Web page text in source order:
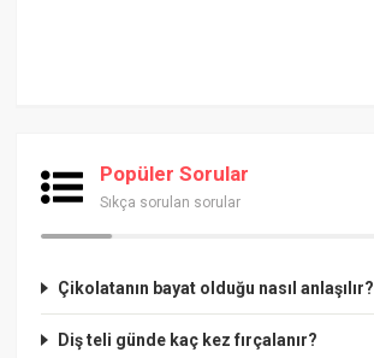
Popüler Sorular
Sıkça sorulan sorular
Çikolatanın bayat olduğu nasıl anlaşılır?
Diş teli günde kaç kez fırçalanır?